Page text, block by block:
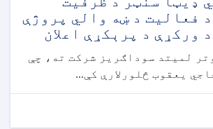
فعالیت د ښه والي پروژې
ورکړې د پرېکړې اعلان
لمیتد سوداګریز شرکت ته، چې
یعقوب څلورلارې کې...